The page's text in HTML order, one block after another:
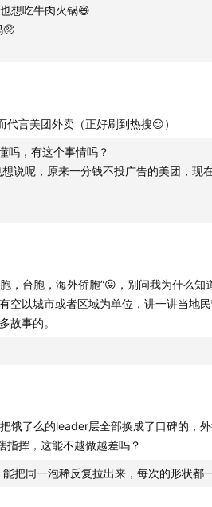
策略
务电商战略
业的变迁
场争夺
想吃牛肉火锅😄
🥺
代言美团外卖（正好刷到热搜😌）
吗，有这个事情吗？
说呢，原来一分钱不投广告的美团，现
，台胞，海外侨胞”😛，别问我为什么知
空以城市或者区域为单位，讲一讲当地
故事的。
饿了么的leader层全部换成了口碑的，
指挥，这能不越做越差吗？
把同一泡稀反复拉出来，每次的形状都一